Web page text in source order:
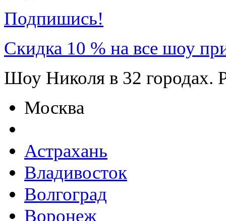
Подпишись!
Скидка 10 % на все шоу
Шоу Николя в 32 городах.
Москва
Астрахань
Владивосток
Волгоград
Воронеж